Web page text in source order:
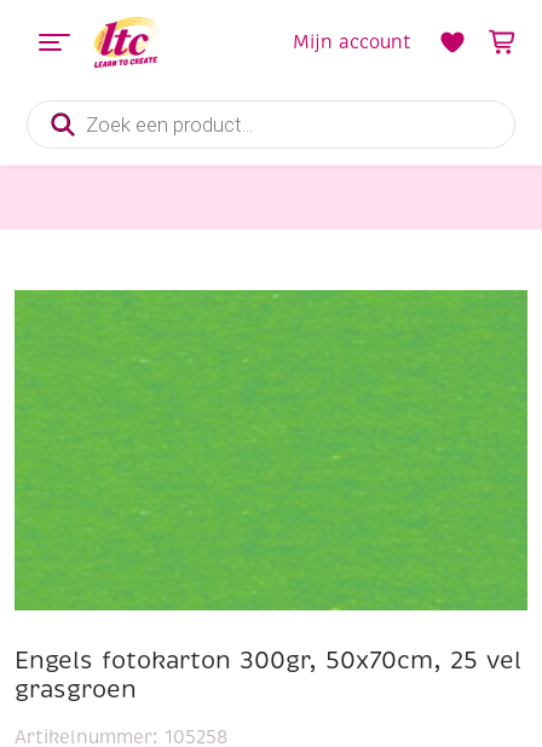
Producten
zoeken
Mijn account
Engels fotokarton 300gr, 50x70cm, 25 vel
grasgroen
Artikelnummer: 105258